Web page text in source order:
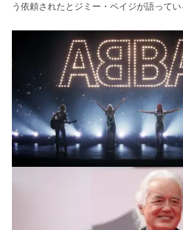
g
h
i
y
a
m
a
コ
ト
う依頼されたとジミー・ペイジが語ってい